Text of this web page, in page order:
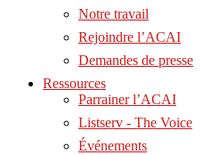
Notre travail
Rejoindre l’ACAI
Demandes de presse
Ressources
Parrainer l’ACAI
Listserv - The Voice
Événements